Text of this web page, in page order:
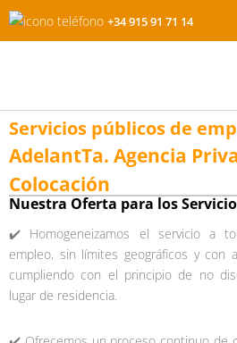
+34 915 91 71 14
Servicios públicos de
AdelantTa. Agencia
Colocación
Nuestra Oferta para los
✔️ Homogeneizamos el servicio a
empleo, sin límites geográficos y con
cumpliendo con el principio de no
lugar de residencia.